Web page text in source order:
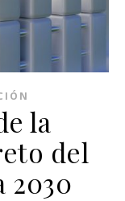
la
del
2030